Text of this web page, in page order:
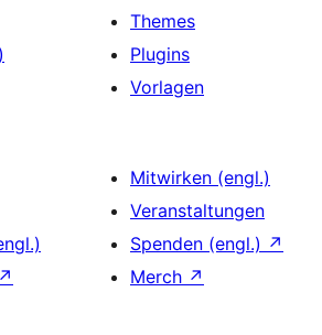
Themes
Plugins
Vorlagen
↗
Mitwirken (engl.)
Veranstaltungen
Spenden (engl.) ↗
Merch ↗